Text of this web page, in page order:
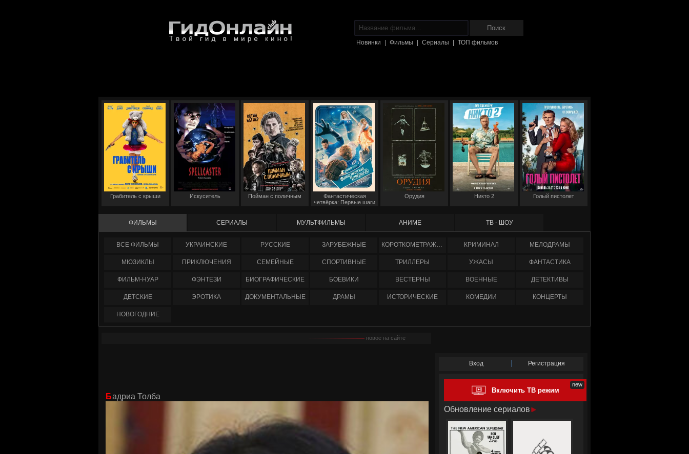
Новинки Фильмы Сериалы ТОП фильмов
Грабитель с крыши Искуситель Пойман с поличным
Фантастическая
четвёрка: Первые шаги
Орудия Никто 2 Голый пистолет
ФИЛЬМЫ СЕРИАЛЫ МУЛЬТФИЛЬМЫ АНИМЕ ТВ - ШОУ
ФИЛЬМЫ УКРАИНCКИЕ РУССКИЕ ЗАРУБЕЖНЫЕ КОРОТКОМЕТРАЖНЫЕ КРИМИНАЛ МЕЛОДРАМЫ
МЮЗИКЛЫ ПРИКЛЮЧЕНИЯ СЕМЕЙНЫЕ СПОРТИВНЫЕ ТРИЛЛЕРЫ УЖАСЫ ФАНТАСТИКА
ФИЛЬМ-НУАР ФЭНТЕЗИ БИОГРАФИЧЕСКИЕ БОЕВИКИ ВЕСТЕРНЫ ВОЕННЫЕ ДЕТЕКТИВЫ
ДЕТСКИЕ ЭРОТИКА ДОКУМЕНТАЛЬНЫЕ ДРАМЫ ИСТОРИЧЕСКИЕ КОМЕДИИ КОНЦЕРТЫ
НОВОГОДНИЕ
новое на сайте
Бадриа Толба
Вход Регистрация
Включить ТВ режим
Обновление сериалов